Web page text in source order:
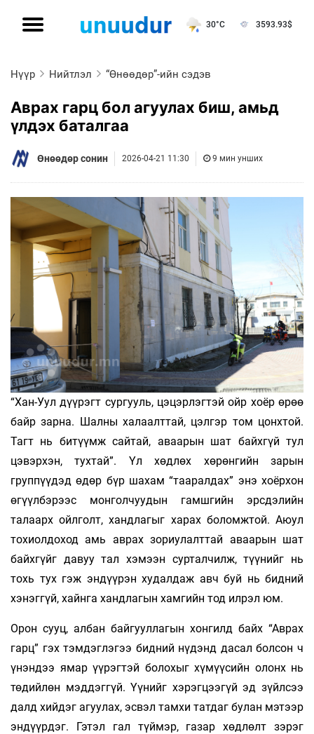
30°C 3593.93$
Нүүр Нийтлэл “Өнөөдөр”-ийн сэдэв
Аврах гарц бол агуулах биш, амьд
үлдэх баталгаа
Өнөөдөр сонин 2026-04-21 11:30 9 мин унших
“Хан-Уул дүүрэгт сургууль, цэцэрлэгтэй ойр хоёр өрөө
байр зарна. Шалны халаалттай, цэлгэр том цонхтой.
Тагт нь битүүмж сайтай, аваарын шат байхгүй тул
цэвэрхэн, тухтай”. Үл хөдлөх хөрөнгийн зарын
группүүдэд өдөр бүр шахам “тааралдах” энэ хоёрхон
өгүүлбэрээс монголчуудын гамшгийн эрсдэлийн
талаарх ойлголт, хандлагыг харах боломжтой. Аюул
тохиолдоход амь аврах зориулалттай аваарын шат
байхгүйг давуу тал хэмээн сурталчилж, түүнийг нь
тохь тух гэж эндүүрэн худалдаж авч буй нь бидний
хэнэггүй, хайнга хандлагын хамгийн тод илрэл юм.
Орон сууц, албан байгууллагын хонгилд байх “Аврах
гарц” гэх тэмдэглэгээ бидний нүдэнд дасал болсон ч
үнэндээ ямар үүрэгтэй болохыг хүмүүсийн олонх нь
төдийлөн мэддэггүй. Үүнийг хэрэгцээгүй эд зүйлсээ
далд хийдэг агуулах, эсвэл тамхи татдаг булан мэтээр
эндүүрдэг. Гэтэл гал түймэр, газар хөдлөлт зэрэг